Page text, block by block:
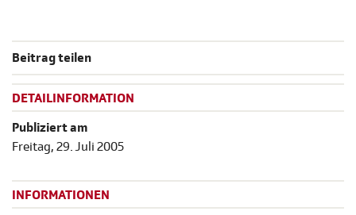
Beitrag teilen
DETAILINFORMATION
Publiziert am
Freitag, 29. Juli 2005
INFORMATIONEN